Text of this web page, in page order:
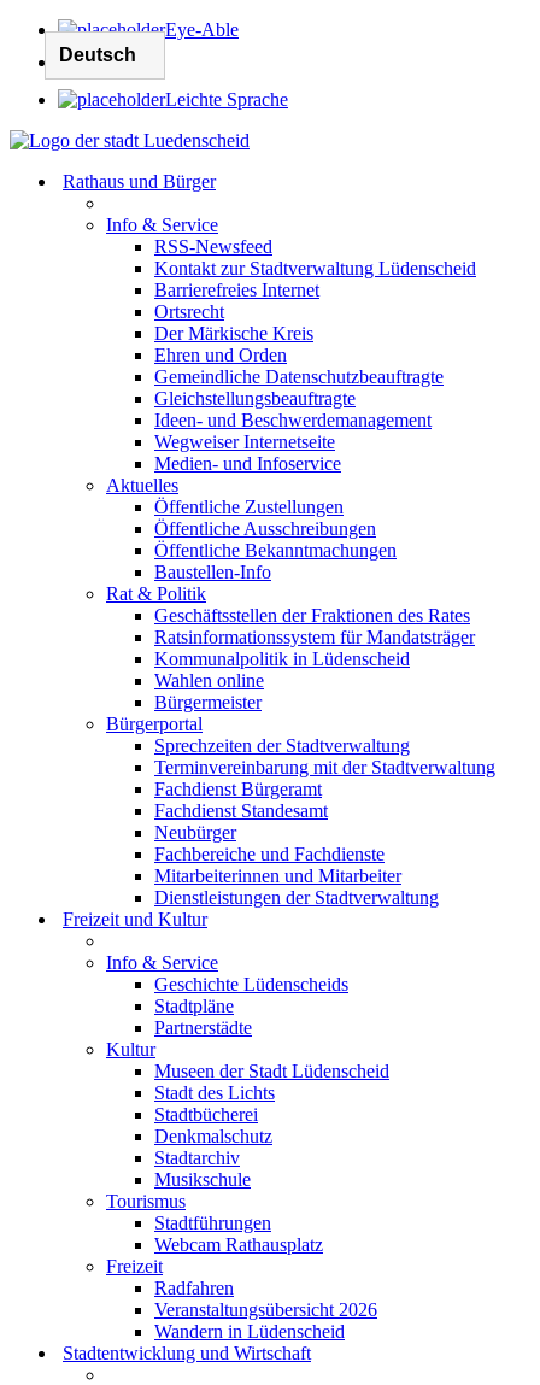
Eye-Able
Leichte Sprache
Rathaus und Bürger
Info & Service
RSS-Newsfeed
Kontakt zur Stadtverwaltung Lüdenscheid
Barrierefreies Internet
Ortsrecht
Der Märkische Kreis
Ehren und Orden
Gemeindliche Datenschutzbeauftragte
Gleichstellungsbeauftragte
Ideen- und Beschwerdemanagement
Wegweiser Internetseite
Medien- und Infoservice
Aktuelles
Öffentliche Zustellungen
Öffentliche Ausschreibungen
Öffentliche Bekanntmachungen
Baustellen-Info
Rat & Politik
Geschäftsstellen der Fraktionen des Rates
Ratsinformationssystem für Mandatsträger
Kommunalpolitik in Lüdenscheid
Wahlen online
Bürgermeister
Bürgerportal
Sprechzeiten der Stadtverwaltung
Terminvereinbarung mit der Stadtverwaltung
Fachdienst Bürgeramt
Fachdienst Standesamt
Neubürger
Fachbereiche und Fachdienste
Mitarbeiterinnen und Mitarbeiter
Dienstleistungen der Stadtverwaltung
Freizeit und Kultur
Info & Service
Geschichte Lüdenscheids
Stadtpläne
Partnerstädte
Kultur
Museen der Stadt Lüdenscheid
Stadt des Lichts
Stadtbücherei
Denkmalschutz
Stadtarchiv
Musikschule
Tourismus
Stadtführungen
Webcam Rathausplatz
Freizeit
Radfahren
Veranstaltungsübersicht 2026
Wandern in Lüdenscheid
Stadtentwicklung und Wirtschaft